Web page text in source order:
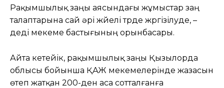
Рақымшылық заңы аясындағы жұмыстар заң
талаптарына сай әрі жүйелі түрде жүргізілуде, –
деді мекеме бастығының орынбасары.
Айта кетейік, рақымшылық заңы Қызылорда
облысы бойынша ҚАЖ мекемелерінде жазасын
өтеп жатқан 200-ден аса сотталғанға